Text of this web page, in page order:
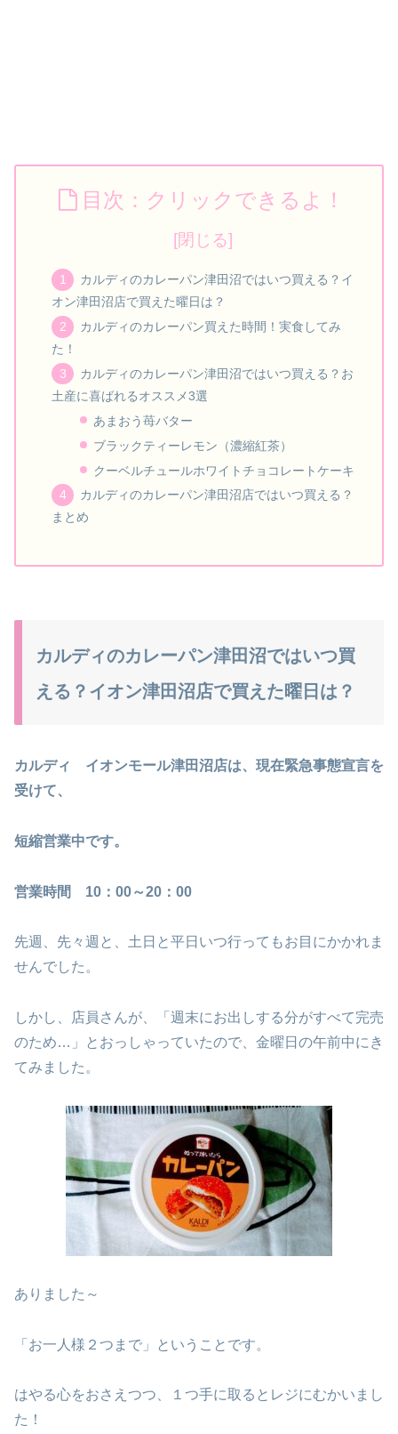
目次：クリックできるよ！
カルディのカレーパン津田沼ではいつ買える？イ
オン津田沼店で買えた曜日は？
カルディのカレーパン買えた時間！実食してみ
た！
カルディのカレーパン津田沼ではいつ買える？お
土産に喜ばれるオススメ3選
あまおう苺バター
ブラックティーレモン（濃縮紅茶）
クーベルチュールホワイトチョコレートケーキ
カルディのカレーパン津田沼店ではいつ買える？
まとめ
カルディのカレーパン津田沼ではいつ買
える？イオン津田沼店で買えた曜日は？
カルディ イオンモール津田沼店は、現在緊急事態宣言を
受けて、
短縮営業中です。
営業時間 10：00～20：00
先週、先々週と、土日と平日いつ行ってもお目にかかれま
せんでした。
しかし、店員さんが、「週末にお出しする分がすべて完売
のため…」とおっしゃっていたので、金曜日の午前中にき
てみました。
ありました～
「お一人様２つまで」ということです。
はやる心をおさえつつ、１つ手に取るとレジにむかいまし
た！